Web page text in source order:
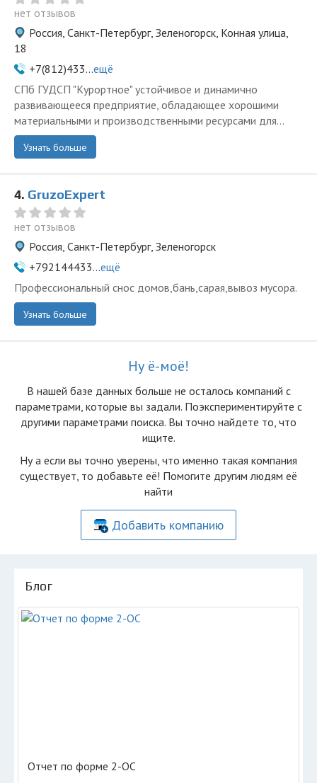
нет отзывов
Россия, Санкт-Петербург, Зеленогорск, Конная улица,
18
+7(812)433...ещё
СПб ГУДСП "Курортное" устойчивое и динамично
развивающееся предприятие, обладающее хорошими
материальными и производственными ресурсами для...
Узнать больше
4. GruzoExpert
нет отзывов
Россия, Санкт-Петербург, Зеленогорск
+792144433...ещё
Профессиональный снос домов,бань,сарая,вывоз мусора.
Узнать больше
Ну ё-моё!
В нашей базе данных больше не осталоcь компаний с
параметрами, которые вы задали. Поэкспериментируйте с
другими параметрами поиска. Вы точно найдете то, что
ищите.
Ну а если вы точно уверены, что именно такая компания
существует, то добавьте её! Помогите другим людям её
найти
Добавить компанию
Блог
Отчет по форме 2-ОС